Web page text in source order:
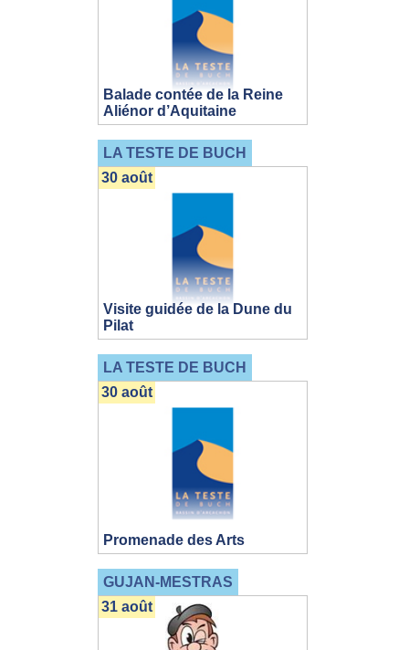
Balade contée de la Reine
Aliénor d’Aquitaine
LA TESTE DE BUCH
Visite guidée de la Dune du
Pilat
30 août
LA TESTE DE BUCH
Promenade des Arts
30 août
GUJAN-MESTRAS
31 août